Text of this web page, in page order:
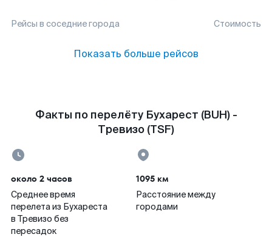
Рейсы в соседние города Стоимость
Показать больше рейсов
Факты по перелёту Бухарест (BUH) -
Тревизо (TSF)
около 2 часов
Среднее время
перелета из Бухареста
в Тревизо без
пересадок
1095 км
Расстояние между
городами